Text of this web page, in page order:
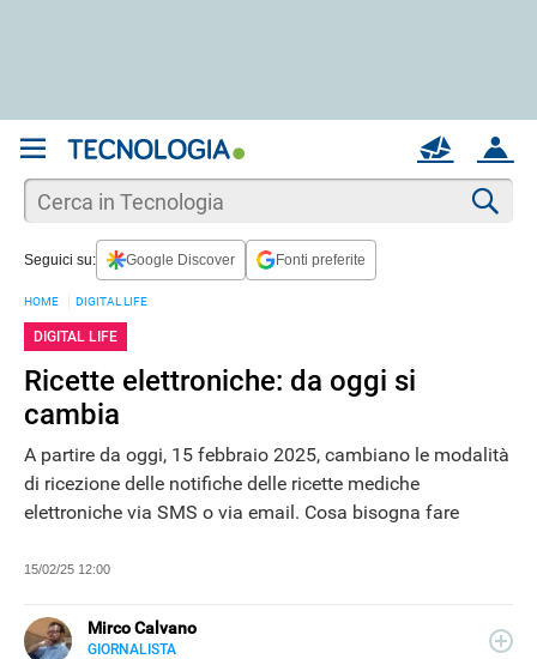
ACCOUNT
MAIL
Seguici su: Google Discover Fonti preferite
HOME DIGITAL LIFE
DIGITAL LIFE
Ricette elettroniche: da oggi si
cambia
A partire da oggi, 15 febbraio 2025, cambiano le modalità
di ricezione delle notifiche delle ricette mediche
elettroniche via SMS o via email. Cosa bisogna fare
15/02/25 12:00
Mirco Calvano
GIORNALISTA